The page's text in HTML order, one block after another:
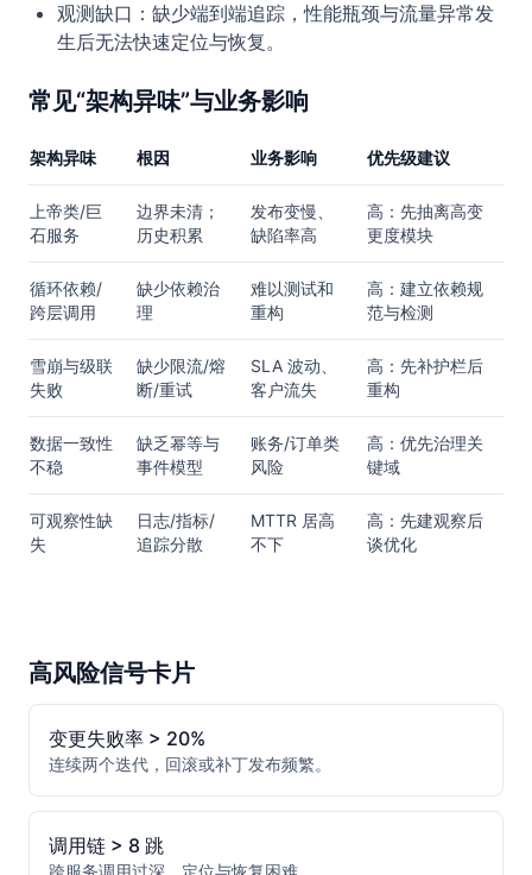
观测缺口：缺少端到端追踪，性能瓶颈与流量异常发
生后无法快速定位与恢复。
常见“架构异味”与业务影响
架构异味 根因 业务影响 优先级建议
上帝类/巨
石服务
边界未清；
历史积累
发布变慢、
缺陷率高
高：先抽离高变
更度模块
循环依赖/
跨层调用
缺少依赖治
理
难以测试和
重构
高：建立依赖规
范与检测
雪崩与级联
失败
缺少限流/熔
断/重试
SLA 波动、
客户流失
高：先补护栏后
重构
数据一致性
不稳
缺乏幂等与
事件模型
账务/订单类
风险
高：优先治理关
键域
可观察性缺
失
日志/指标/
追踪分散
MTTR 居高
不下
高：先建观察后
谈优化
高风险信号卡片
变更失败率 > 20%
连续两个迭代，回滚或补丁发布频繁。
调用链 > 8 跳
跨服务调用过深，定位与恢复困难。